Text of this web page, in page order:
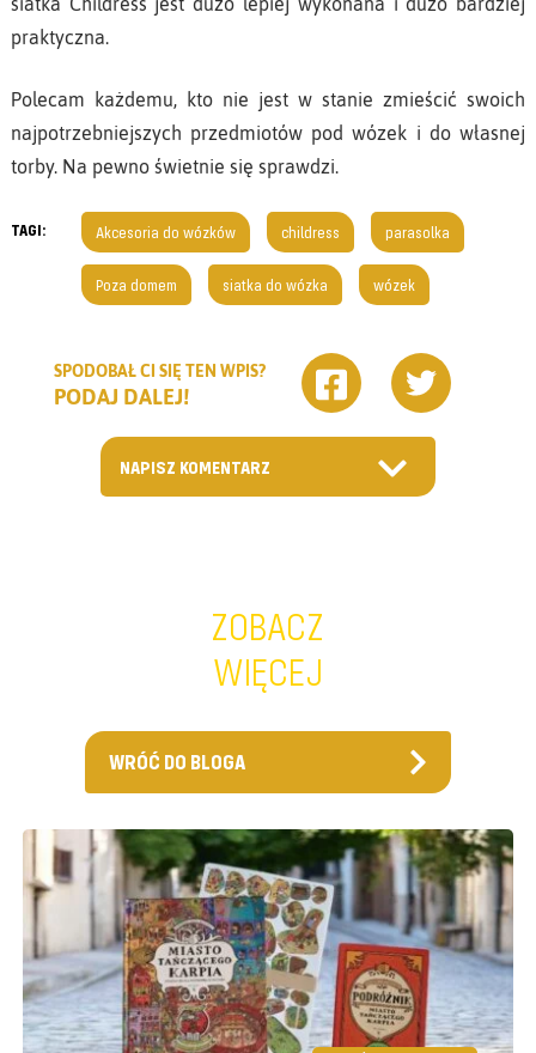
praktyczna.
Polecam każdemu, kto nie jest w stanie zmieścić swoich
najpotrzebniejszych przedmiotów pod wózek i do własnej
torby. Na pewno świetnie się sprawdzi.
TAGI: Akcesoria do wózków childress parasolka
Poza domem siatka do wózka wózek
SPODOBAŁ CI SIĘ TEN WPIS?
PODAJ DALEJ!
NAPISZ KOMENTARZ
ZOBACZ
WIĘCEJ
WRÓĆ DO BLOGA